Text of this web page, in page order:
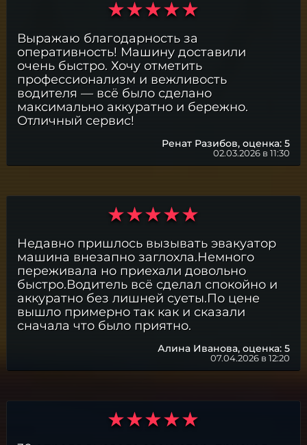
Выражаю благодарность за
оперативность! Машину доставили
очень быстро. Хочу отметить
профессионализм и вежливость
водителя — всё было сделано
максимально аккуратно и бережно.
Отличный сервис!
Ренат Разибов,оценка: 5
02.03.2026 в 11:30
Недавно пришлось вызывать эвакуатор
машина внезапно заглохла.Немного
переживала но приехали довольно
быстро.Водитель всё сделал спокойно и
аккуратно без лишней суеты.По цене
вышло примерно так как и сказали
сначала что было приятно.
Алина Иванова,оценка: 5
07.04.2026 в 12:20